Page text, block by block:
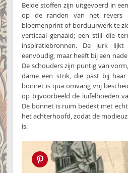
Beide stoffen zijn uitgevoerd in
op de randen van het revers
bloemenprint of borduurwerk te
verticaal genaaid; een stijl die
inspiratiebronnen. De jurk
eenvoudig, maar heeft bij een
De schouders zijn puntig van
dame een strik, die past bij
bonnet is qua omvang vrij
op bijvoorbeeld de luifelhoeden
De bonnet is ruim bedekt met
het achterhoofd, zodat de
is.
Pin this!